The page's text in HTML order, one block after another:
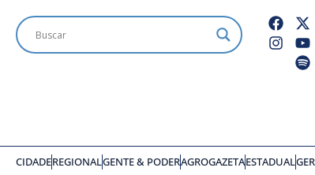
CIDADEREGIONALGENTE & PODERAGROGAZETAESTADUAL